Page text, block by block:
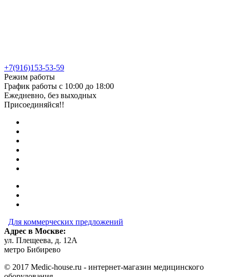
+7(916)153-53-59
Режим работы
График работы с 10:00 до 18:00
Ежедневно, без выходных
Присоединяйся!!
Для коммерческих предложений
Адрес в Москве:
ул. Плещеева, д. 12А
метро Бибирево
© 2017 Medic-house.ru - интернет-магазин медицинского